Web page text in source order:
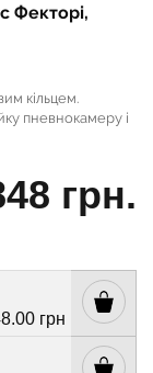
Фекторі,
кільцем.
пневнокамеру і
грн.
грн